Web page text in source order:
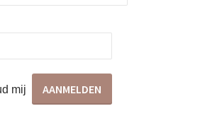
mij